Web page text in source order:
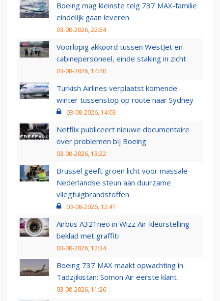
Boeing mag kleinste telg 737 MAX-familie
eindelijk gaan leveren
03-08-2026, 22:54
Voorlopig akkoord tussen WestJet en
cabinepersoneel, einde staking in zicht
03-08-2026, 14:40
Turkish Airlines verplaatst komende
winter tussenstop op route naar Sydney
03-08-2026, 14:03
Netflix publiceert nieuwe documentaire
over problemen bij Boeing
03-08-2026, 13:22
Brussel geeft groen licht voor massale
Nederlandse steun aan duurzame
vliegtuigbrandstoffen
03-08-2026, 12:41
Airbus A321neo in Wizz Air-kleurstelling
beklad met graffiti
03-08-2026, 12:34
Boeing 737 MAX maakt opwachting in
Tadzjikistan: Somon Air eerste klant
03-08-2026, 11:26